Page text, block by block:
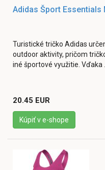
Adidas Šport Essentials
Turistické tričko Adidas
outdoor aktivity, pričom
iné športové využitie. Vďaka ...
20.45 EUR
Kúpiť v e-shope